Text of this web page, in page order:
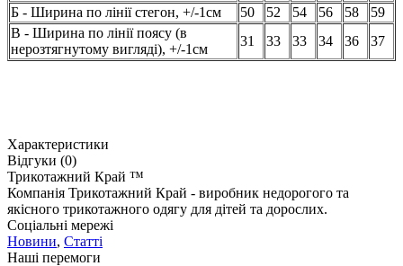
Б - Ширина по лінії стегон, +/-1см
50 52 54 56 58
59
В - Ширина по лінії поясу (в
нерозтягнутому вигляді), +/-1см
31 33 33 34 36 37
Характеристики
Відгуки (0)
Трикотажний Край ™
Компанія Трикотажний Край - виробник недорогого та
якісного трикотажного одягу для дітей та дорослих.
Соціальні мережі
Новини, Статті
Наші перемоги